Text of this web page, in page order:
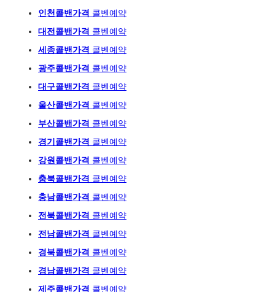
인천콜밴가격 콜벤예약
대전콜밴가격 콜벤예약
세종콜밴가격 콜벤예약
광주콜밴가격 콜벤예 약
대구콜밴가격 콜벤예약
울산콜밴가격 콜벤예약
부산콜밴가격 콜벤예약
경기콜밴가격 콜벤예약
강원콜밴가격 콜벤예약
충북콜밴가격 콜벤예약
충남콜밴가격 콜벤예약
전북콜밴가격 콜벤예약
전남콜밴가격 콜벤예약
경북콜밴가격 콜벤예약
경남콜밴가격 콜벤예약
제주콜밴가격 콜벤예약